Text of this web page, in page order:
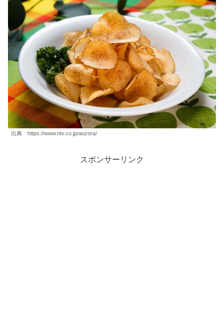
出典 https://www.ntv.co.jp/aozora/
スポンサーリンク